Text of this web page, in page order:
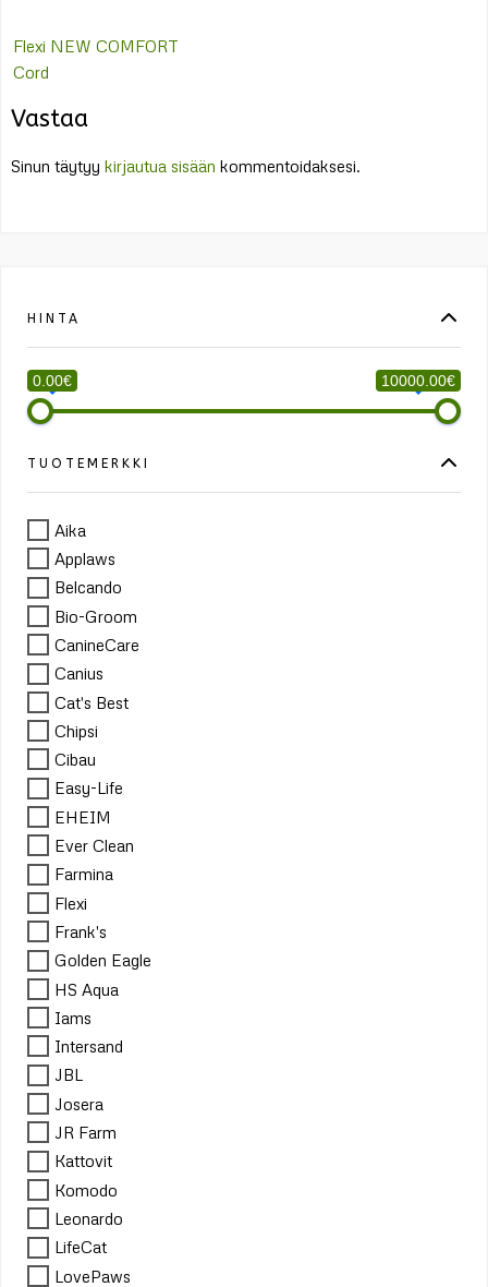
Flexi NEW COMFORT
Cord
Vastaa
Sinun täytyy kirjautua sisään kommentoidaksesi.
HINTA
0.00€ 10000.00€
TUOTEMERKKI
Aika
Applaws
Belcando
Bio-Groom
CanineCare
Canius
Cat's Best
Chipsi
Cibau
Easy-Life
EHEIM
Ever Clean
Farmina
Flexi
Frank's
Golden Eagle
HS Aqua
Iams
Intersand
JBL
Josera
JR Farm
Kattovit
Komodo
Leonardo
LifeCat
LovePaws